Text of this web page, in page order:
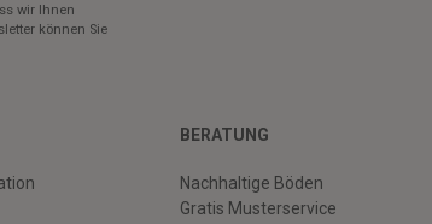
wir Ihnen
können Sie
BERATUNG
Nachhaltige Böden
Gratis Musterservice